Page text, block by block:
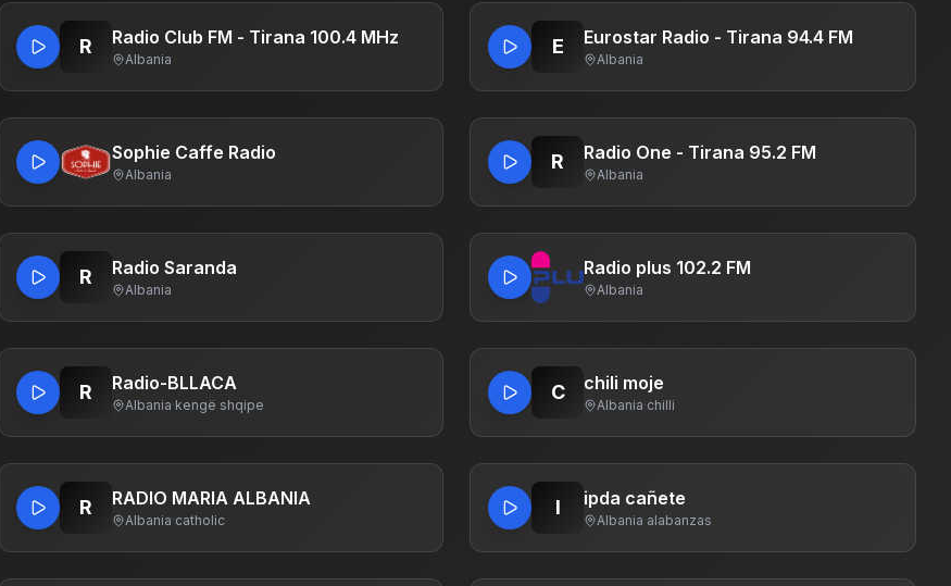
R Radio Club FM - Tirana 100.4 MHz
Albania
E Eurostar Radio - Tirana 94.4 FM
Albania
Sophie Caffe Radio
Albania
R Radio One - Tirana 95.2 FM
Albania
R Radio Saranda
Albania
Radio plus 102.2 FM
Albania
R Radio-BLLACA
Albania·kengë shqipe
C chili moje
Albania·chilli
R RADIO MARIA ALBANIA
Albania·catholic
I ipda cañete
Albania·alabanzas